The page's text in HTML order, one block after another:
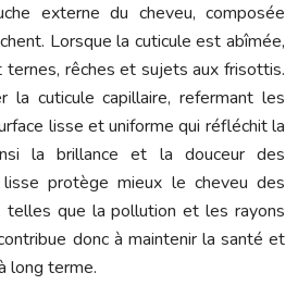
externe du cheveu, composée
Lorsque la cuticule est abîmée,
ternes, rêches et sujets aux frisottis.
la cuticule capillaire, refermant les
lisse et uniforme qui réfléchit la
la brillance et la douceur des
protège mieux le cheveu des
telles que la pollution et les rayons
donc à maintenir la santé et
long terme.